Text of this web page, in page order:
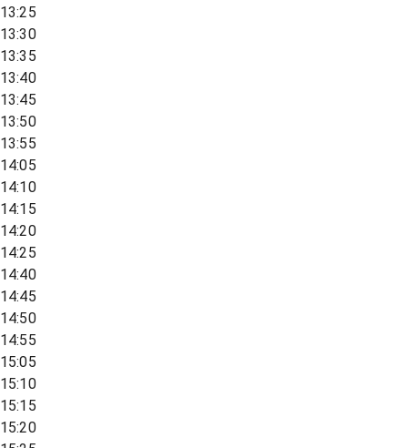
13:25
13:30
13:35
13:40
13:45
13:50
13:55
14:05
14:10
14:15
14:20
14:25
14:40
14:45
14:50
14:55
15:05
15:10
15:15
15:20